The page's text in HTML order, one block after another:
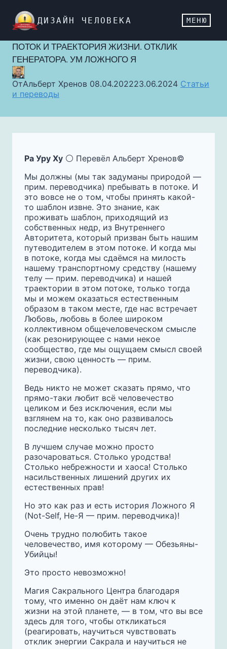
содержимомуДИЗАЙН ЧЕЛОВЕКА МЕНЮ
ПОТОК И ТРАЕКТОРИЯ ЖИЗНИ. ОТКЛИК
ГЕНЕРАТОРА. УМ ЛОЖНОГО Я
ОтАльберт Хренов 08.04.202223.06.2024 Статьи
и переводы
Ра Уру Ху ⚪️ Перевёл Альберт Хренов©️
Мы должны (мы так задуманы природой —
прим. переводчика) пребывать в потоке. И
это вовсе не о том, чтобы принять какой-
то шаблон извне. Это знание, как
проживать шаблон, приходящий из
собственных недр, из Внутреннего
Авторитета, который призван быть нашим
путеводителем в этом потоке. И когда мы
в потоке, когда мы сдаёмся на милость
нашему транспортному средству (нашему
телу — прим. переводчика) и нашей
траектории в этом потоке, только тогда
мы и можем оказаться естественным
образом в таком месте, где нас встречает
Любовь, любовь в более широком
коллективном общечеловеческом смысле
(как резонирующее с нами некое
сообщество, где мы ощущаем смысл своей
жизни, свою ценность — прим.
переводчика).
Ведь никто не может сказать прямо, что
прямо-таки любит всё человечество
целиком и без исключения, если мы
взглянем на то, как оно развивалось
последние несколько тысяч лет.
В лучшем случае можно просто
разочароваться. Столько уродства!
Столько небрежности и хаоса! Столько
насильственных лишений других их
естественных прав!
Но это как раз и есть история Ложного Я
(Not-Self, Не-Я — прим. переводчика)!
Очень трудно полюбить такое
человечество, имя которому — Обезьяны-
Убийцы!
Это просто невозможно!
Магия Сакрального Центра благодаря
тому, что именно он даёт нам ключ к
жизни на этой планете, — в том, что вы все
здесь для того, чтобы откликаться
(реагировать, научиться чувствовать
отклик энергии Сакрала и научиться не